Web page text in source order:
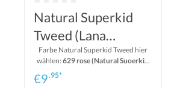
Natural Superkid
Tweed (Lana
Grossa)
Farbe Natural Superkid Tweed hier
wählen:629 rose (Natural Suoerkid
€9.95*